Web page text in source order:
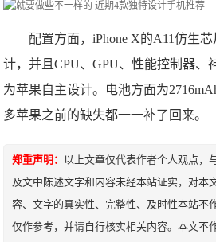
配置方面，iPhone X的A11仿生
计，并且CPU、GPU、性能控制器、
为苹果自主设计。电池方面为
多苹果之前的缺失都一一补了回来。
郑重声明： 以上文章仅代表作者个人观点，
及文中陈述文字和内容未经本站证实，对本
容、文字的真实性、完整性、及时性本站不
仅作参考，并请自行核实相关内容。本文不